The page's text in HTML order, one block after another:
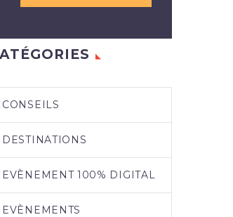
CONSEILS
DESTINATIONS
EVÈNEMENT 100% DIGITAL
EVÈNEMENTS